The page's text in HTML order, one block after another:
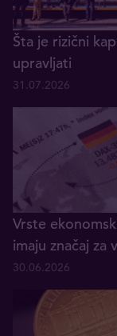
Šta je rizični
upravljati
31.07.2026
Vrste
imaju značaj za
30.06.2026